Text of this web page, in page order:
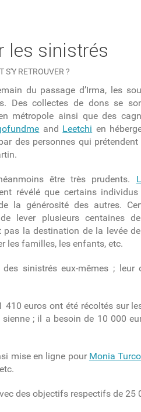
les sinistrés
S'Y RETROUVER ?
du passage d’Irma, les
Des collectes de dons se
métropole ainsi que des
and Leetchi en
des personnes qui
être très prudents.
révélé que certains
la générosité des autres.
lever plusieurs centaines
pas la destination de la levée
les familles, les enfants, etc.
sinistrés eux-mêmes ;
410 euros ont été récoltés sur
; il a besoin de 10 000
mise en ligne pour Monia
des objectifs respectifs de 25